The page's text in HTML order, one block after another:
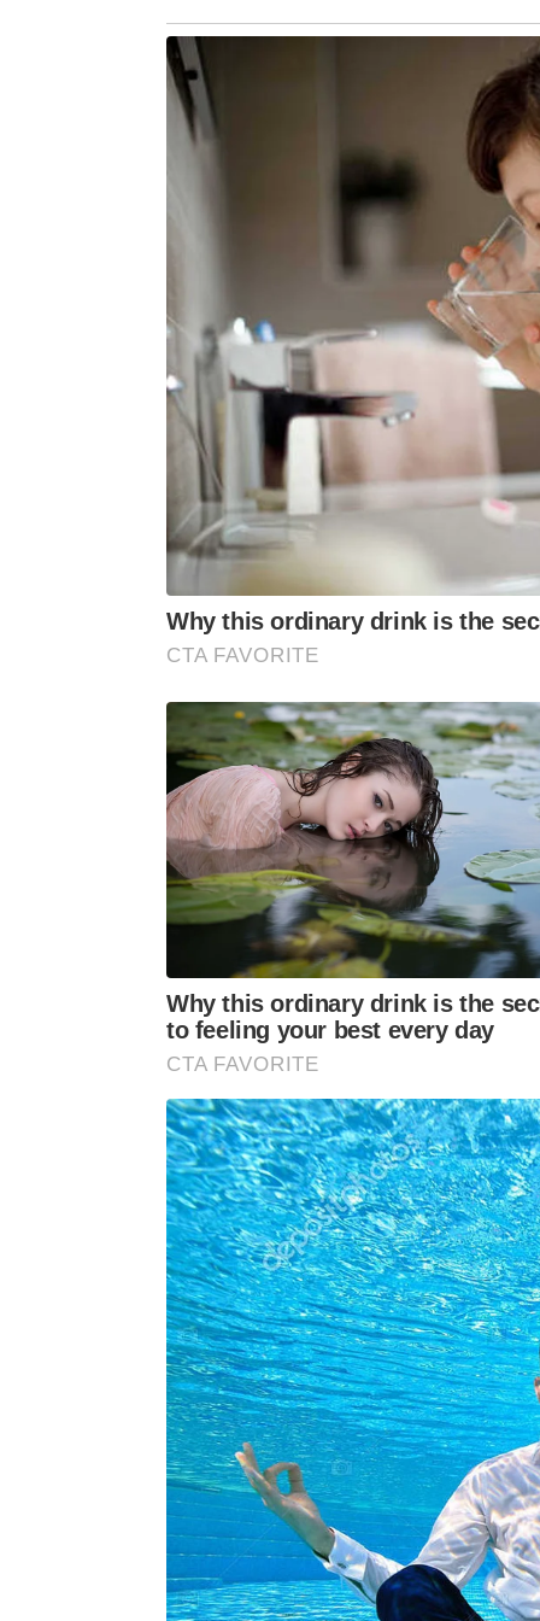
•Eng. Metalúrgica – Uemg: 552,56.
•Sistemas de Informação – Ufop:
•Sistemas de Informação (Noturno)
Why this ordinary drink is the
CTA FAVORITE
Why this ordinary drink is the
to feeling your best every day
CTA FAVORITE